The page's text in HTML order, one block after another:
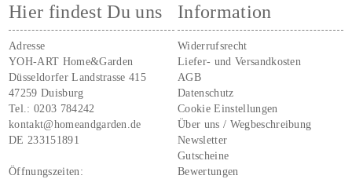
Hier findest Du uns
Adresse
YOH-ART Home&Garden
Düsseldorfer Landstrasse 415
47259 Duisburg
Tel.:0203 784242
kontakt@homeandgarden.de
DE 233151891
Öffnungszeiten:
Information
Widerrufsrecht
Liefer- und Versandkosten
AGB
Datenschutz
Cookie Einstellungen
Über uns / Wegbeschreibung
Newsletter
Gutscheine
Bewertungen